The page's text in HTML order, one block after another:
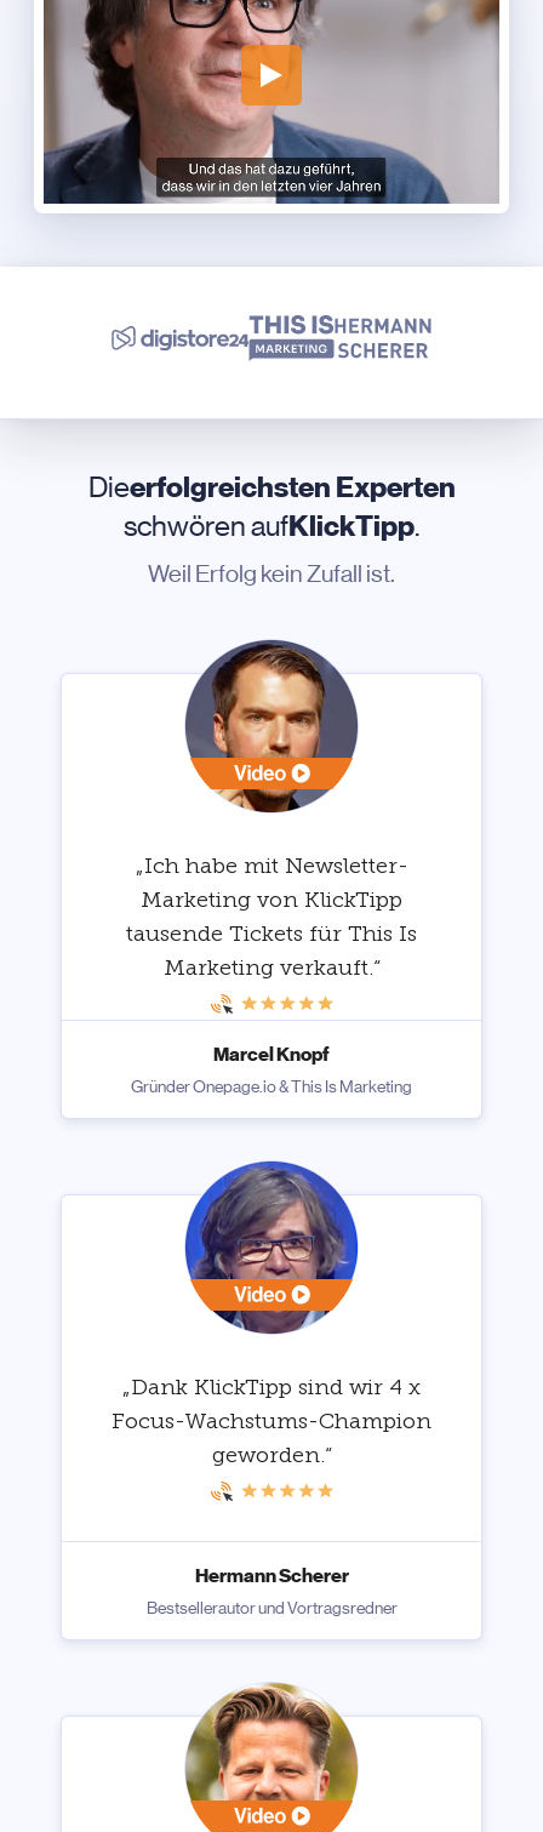
Dieerfolgreichsten Experten
schwören aufKlickTipp.
Weil Erfolg kein Zufall ist.
„Ich habe mit Newsletter-
Marketing von KlickTipp
tausende Tickets für This Is
Marketing verkauft.“
Marcel Knopf
Gründer Onepage.io & This Is Marketing
„Dank KlickTipp sind wir 4 x
Focus-Wachstums-Champion
geworden.“
Hermann Scherer
Bestsellerautor und Vortragsredner